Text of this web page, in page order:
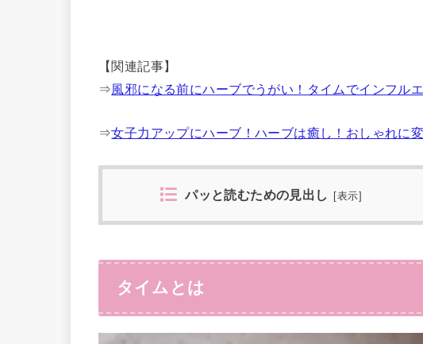
【関連記事】
⇒風邪になる前にハーブでうがい！タイムでインフル
⇒女子力アップにハーブ！ハーブは癒し！おしゃれに変
パッと読むための見出し 表示
タイムとは